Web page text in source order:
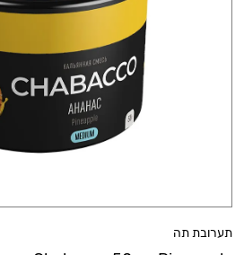
תערובת תה